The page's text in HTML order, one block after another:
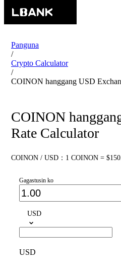
Panguna
/
Crypto Calculator
/
COINON hanggang USD
COINON
Rate Calculator
COINON / USD：1 COINON =
Gagastusin ko
USD
USD